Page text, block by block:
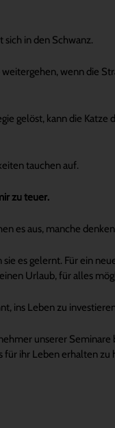
sich in den Schwanz.
weitergehen, wenn die
gelöst, kann die Katze
tauchen auf.
zu teuer.
es aus, manche
sie es gelernt. Für ein
Urlaub, für alles
ins Leben zu
unserer Seminare
für ihr Leben erhalten zu